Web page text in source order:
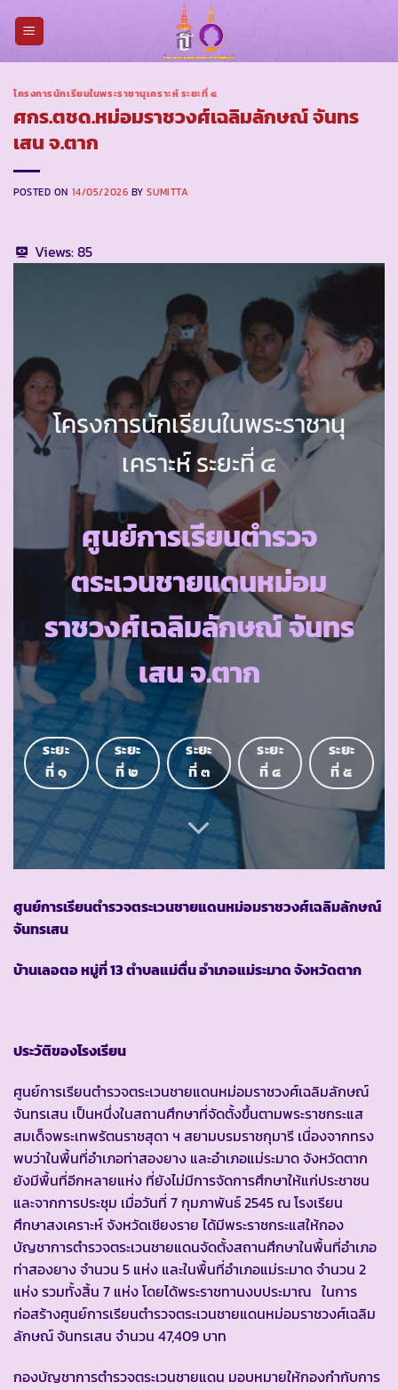
โครงการนักเรียนในพระราชานุเคราะห์ ระยะที่ ๔
ศกร.ตชด.หม่อมราชวงศ์เฉลิมลักษณ์ จันทร
เสน จ.ตาก
POSTED ON 14/05/2026 BYSUMITTA
Views:85
โครงการนักเรียนในพระราชานุ
เคราะห์ ระยะที่ ๔
ศูนย์การเรียนตำรวจ
ตระเวนชายแดนหม่อม
ราชวงศ์เฉลิมลักษณ์ จันทร
เสน จ.ตาก
ระยะ
ที่ ๑
ระยะ
ที่ ๒
ระยะ
ที่ ๓
ระยะ
ที่ ๔
ระยะ
ที่ ๕
ศูนย์การเรียนตำรวจตระเวนชายแดนหม่อมราชวงศ์เฉลิมลักษณ์
จันทรเสน
บ้านเลอตอ หมู่ที่13 ตำบลแม่ตื่น อำเภอแม่ระมาด จังหวัดตาก
ประวัติของโรงเรียน
ศูนย์การเรียนตำรวจตระเวนชายแดนหม่อมราชวงศ์เฉลิมลักษณ์
จันทรเสน เป็นหนึ่งในสถานศึกษาที่จัดตั้งขึ้นตามพระราชกระแส
สมเด็จพระเทพรัตนราชสุดา ฯ สยามบรมราชกุมารี เนื่องจากทรง
พบว่าในพื้นที่อำเภอท่าสองยาง และอำเภอแม่ระมาด จังหวัดตาก
ยังมีพื้นที่อีกหลายแห่ง ที่ยังไม่มีการจัดการศึกษาให้แก่ประชาชน
และจากการประชุม เมื่อวันที่ 7 กุมภาพันธ์ 2545 ณ โรงเรียน
ศึกษาสงเคราะห์ จังหวัดเชียงราย ได้มีพระราชกระแสให้กอง
บัญชาการตำรวจตระเวนชายแดนจัดตั้งสถานศึกษาในพื้นที่อำเภอ
ท่าสองยาง จำนวน 5 แห่ง และในพื้นที่อำเภอแม่ระมาด จำนวน 2
แห่ง รวมทั้งสิ้น 7 แห่ง โดยได้พระราชทานงบประมาณ ในการ
ก่อสร้างศูนย์การเรียนตำรวจตระเวนชายแดนหม่อมราชวงศ์เฉลิม
ลักษณ์ จันทรเสน จำนวน 47,409 บาท
กองบัญชาการตำรวจตระเวนชายแดน มอบหมายให้กองกำกับการ